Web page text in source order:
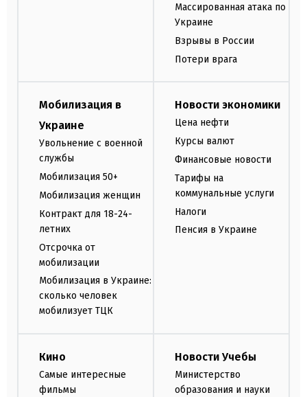
Массированная атака по
Украине
Взрывы в России
Потери врага
Мобилизация в
Украине
Увольнение с военной
службы
Мобилизация 50+
Мобилизация женщин
Контракт для 18-24-
летних
Отсрочка от
мобилизации
Мобилизация в Украине:
сколько человек
мобилизует ТЦК
Новости экономики
Цена нефти
Курсы валют
Финансовые новости
Тарифы на
коммунальные услуги
Налоги
Пенсия в Украине
Кино
Самые интересные
фильмы
Новости Учебы
Министерство
образования и науки